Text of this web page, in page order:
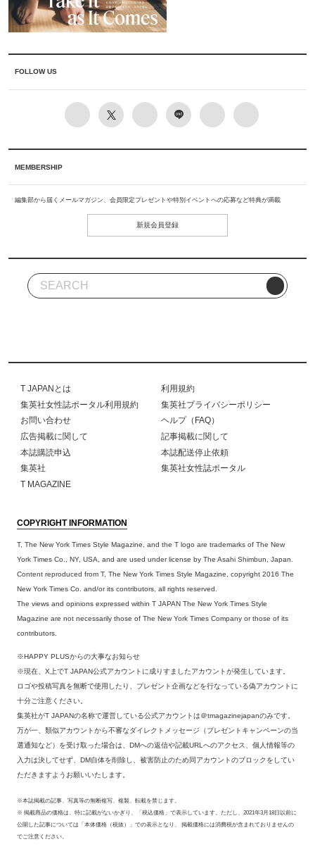
FOLLOW US
MEMBERSHIP
編集部から届くメールマガジン、会員限定プレゼントや特別イベントへの応募など特典が満載
新規会員登録
T JAPANとは
利用規約
集英社女性誌ポータル利用規約
集英社プライバシーポリシー
お問い合わせ
ヘルプ（FAQ）
広告掲載に関して
記事掲載に関して
本誌購読申込
本誌配送停止依頼
集英社
集英社女性誌ポータル
T MAGAZINE
COPYRIGHT INFORMATION
T, The New York Times Style Magazine, and the T logo are trademarks of The New
York Times Co., NY, USA, and are used under license by The Asahi Shimbun, Japan.
Content reproduced from T, The New York Times Style Magazine, copyright 2016 The
New York Times Co. and/or its contributors, all rights reserved.
The views and opinions expressed within T JAPAN The New York Times Style
Magazine are not necessarily those of The New York Times Company or those of its
contributors.
※HAPPY PLUSからの大事なお知らせ
※現在、X上でT JAPAN公式アカウントに成りすましたアカウントが発生しています。
ロゴや投稿写真を無断で使用したり、プレゼント企画などを行なっている偽アカウントに
十分ご注意ください。
集英社がT JAPANの名称で運営している公式アカウントは＠tmagazinejapanのみです。
万が一、類似アカウントから不審なダイレクトメッセージ（プレゼントキャンペーンの当
選通知など）を受け取った場合は、DMへの返信や記載URLへのアクセス、個人情報等の
入力は決してせず、DM自体を削除し、被害防止のため同アカウントのブロックをしてい
ただきますようお願いいたします。
※本誌掲載の記事、写真等の無断複写、複製、転載を禁じます。
※ 掲載商品の価格は、特に記載がないかぎり、「税込価格」で表示しています。ただし、2021年3月18日以前に
公開した記事については「本体価格（税抜）」での表示となり、 掲載価格には消費税が含まれておりませんの
でご注意ください。